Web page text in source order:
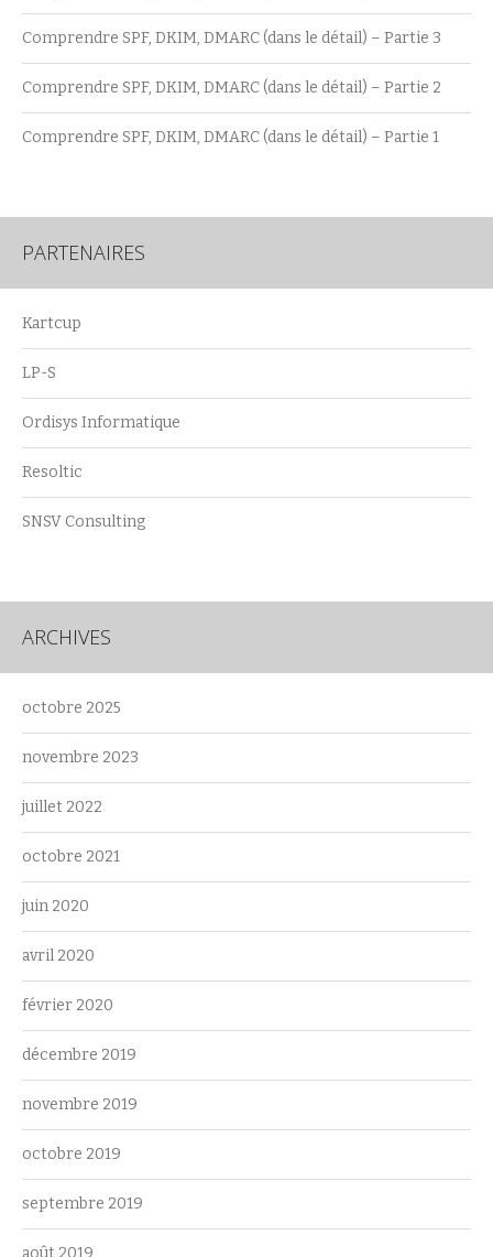
Comprendre SPF, DKIM, DMARC (dans le détail) – Partie 3
Comprendre SPF, DKIM, DMARC (dans le détail) – Partie 2
Comprendre SPF, DKIM, DMARC (dans le détail) – Partie 1
PARTENAIRES
Kartcup
LP-S
Ordisys Informatique
Resoltic
SNSV Consulting
ARCHIVES
octobre 2025
novembre 2023
juillet 2022
octobre 2021
juin 2020
avril 2020
février 2020
décembre 2019
novembre 2019
octobre 2019
septembre 2019
août 2019